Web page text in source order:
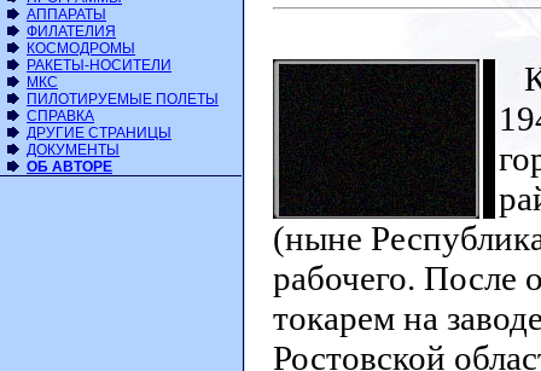
АППАРАТЫ
ФИЛАТЕЛИЯ
КОСМОДРОМЫ
РАКЕТЫ-НОСИТЕЛИ
МКС
ПИЛОТИРУЕМЫЕ ПОЛЕТЫ
СПРАВКА
ДРУГИЕ СТРАНИЦЫ
ДОКУМЕНТЫ
ОБ АВТОРЕ
(ныне
рабочего. После
токарем на
Ростовской